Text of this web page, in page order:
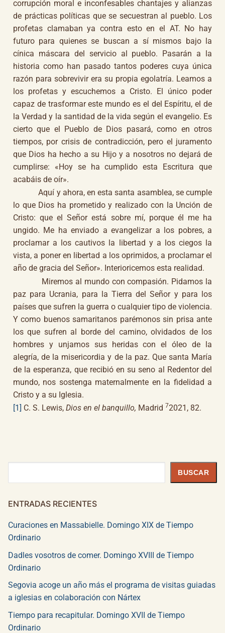
corrupción moral e inconfesables chantajes y alianzas
de prácticas políticas que se secuestran al pueblo. Los
profetas clamaban ya contra esto en el AT. No hay
futuro para quienes se buscan a sí mismos bajo la
cínica máscara del servicio al pueblo. Pasarán a la
historia como han pasado tantos poderes cuya única
razón para sobrevivir era su propia egolatría. Leamos a
los profetas y escuchemos a Cristo. El único poder
capaz de trasformar este mundo es el del Espíritu, el de
la Verdad y la santidad de la vida según el evangelio. Es
cierto que el Pueblo de Dios pasará, como en otros
tiempos, por crisis de contradicción, pero el juramento
que Dios ha hecho a su Hijo y a nosotros no dejará de
cumplirse: «Hoy se ha cumplido esta Escritura que
acabáis de oír».
Aquí y ahora, en esta santa asamblea, se cumple
lo que Dios ha prometido y realizado con la Unción de
Cristo: que el Señor está sobre mí, porque él me ha
ungido. Me ha enviado a evangelizar a los pobres, a
proclamar a los cautivos la libertad y a los ciegos la
vista, a poner en libertad a los oprimidos, a proclamar el
año de gracia del Señor». Interioricemos esta realidad.
Miremos al mundo con compasión. Pidamos la
paz para Ucrania, para la Tierra del Señor y para los
países que sufren la guerra o cualquier tipo de violencia.
Y como buenos samaritanos parémonos sin prisa ante
los que sufren al borde del camino, olvidados de los
hombres y unjamos sus heridas con el óleo de la
alegría, de la misericordia y de la paz. Que santa María
de la esperanza, que recibió en su seno al Redentor del
mundo, nos sostenga maternalmente en la fidelidad a
Cristo y a su Iglesia.
[1] C. S. Lewis, Dios en el banquillo, Madrid 72021, 82.
BUSCAR
ENTRADAS RECIENTES
Curaciones en Massabielle. Domingo XIX de Tiempo
Ordinario
Dadles vosotros de comer. Domingo XVIII de Tiempo
Ordinario
Segovia acoge un año más el programa de visitas guiadas
a iglesias en colaboración con Nártex
Tiempo para recapitular. Domingo XVII de Tiempo
Ordinario